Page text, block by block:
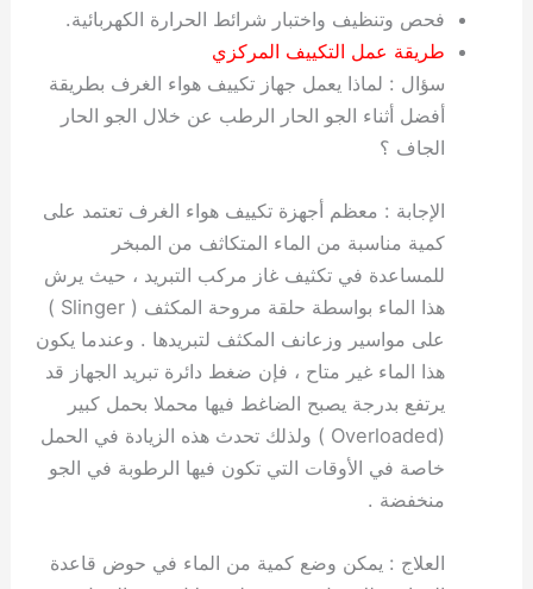
فحص وتنظيف واختبار شرائط الحرارة الكهربائية.
طريقة عمل التكييف المركزي
سؤال : لماذا يعمل جهاز تكييف هواء الغرف بطريقة
أفضل أثناء الجو الحار الرطب عن خلال الجو الحار
الجاف ؟
الإجابة : معظم أجهزة تكييف هواء الغرف تعتمد على
كمية مناسبة من الماء المتكاثف من المبخر
للمساعدة في تكثيف غاز مركب التبريد ، حيث يرش
هذا الماء بواسطة حلقة مروحة المكثف ( Slinger )
على مواسير وزعانف المكثف لتبريدها . وعندما يكون
هذا الماء غير متاح ، فإن ضغط دائرة تبريد الجهاز قد
يرتفع بدرجة يصبح الضاغط فيها محملا بحمل كبير
(Overloaded ) ولذلك تحدث هذه الزيادة في الحمل
خاصة في الأوقات التي تكون فيها الرطوبة في الجو
منخفضة .
العلاج : يمكن وضع كمية من الماء في حوض قاعدة